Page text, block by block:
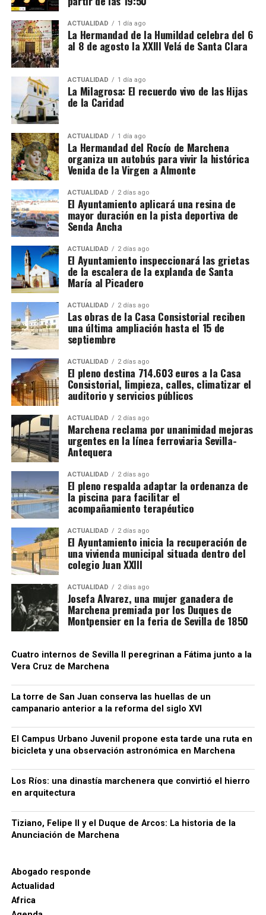
De Tiziano a Vasco Pereira
Vasco Pereira, un pintor portugués afincado en
Sevilla, fue testigo del impacto que Tiziano tenía en
la corte.Su Anunciación de 1576 es una copia
reinterpretada de la obra del maestro veneciano,y fue
encargada para la Iglesia de San Juan Bautista de
Marchena por los Duques de Arcos.
La clave está en Luis Cristóbal Ponce de León,
Duque de Arcos, quien mantenía una relación
privilegiada con los Habsburgo.
y Felipe IIle aseguró un lugar en el
la monarquía, y fue precisamente esta conexión la que
propició la llegada de la copia de Pereira al Palacio
Ducal de Marchena.
Luis Cristóbal Ponce de León, II Duque de Arcos, fue
un noble humanista y culto, prototipo del hombre
renacentista, que protegió y se rodeó de artistas
como el músico Cristóbal de Morales o el orfebre
Juan Ruiz.
Luis Cristóbal no solo era un noble con influencia
política, sino también un gran mecenas.Su
replicar en Marchena el esplendor artístico de
Madrid y Sevilla. En su afán por coleccionar arte de
copia de una obra inspirada en Tiziano era tener un
fragmento del mundo de Felipe II
horas adicionales deben pagarse con los siguientes
recargos:
De la hora 36 a la 43: un 25% más.
El contrato también debe incluir una compensación
por vacaciones de al menos el 10% del salario bruto.
Alojamiento, comida y
transporte
No todas las explotaciones ofrecen las mismas
condiciones. Algunas proporcionan alojamiento y
comida gratuitamente, otras solamente vivienda o
una comida diaria y también existen contratos sin
manutención ni alojamiento.
El trabajador debe comprobar antes de salir:
Salario bruto por hora.
Duración mínima del contrato.
Horario y pago de horas extraordinarias.
Condiciones del alojamiento.
Comidas incluidas.
Transporte hasta las parcelas.
Alta en la Seguridad Social agraria francesa.
Los sindicatos advierten de que nadie debe cobrar al
trabajador por conseguirle una oferta. Recomiendan
viajar con el contrato acordado directamente con la
explotación y desconfiar de anuncios difundidos por
redes sociales que soliciten pagos anticipados.
Por qué prefieren Francia
La principal razón es económica. Los jornaleros
pueden concentrar en pocas semanas unos ingresos
superiores a los obtenidos en campañas
equivalentes en Andalucía. También encuentran
mayor control de las jornadas, pago regulado de las
horas extras y cuadrillas que regresan a las mismas
CCOO sostiene que estos desplazamientos
demuestran que no faltan trabajadores para el
campo, sino empleos con condiciones
suficientemente atractivas. El sindicato reclama al
empresariado andaluz que tome como referencia el
modelo laboral francés.
ACTUALIDAD 1 día ago
La Hermandad de la Humildad celebra del 6
al 8 de agosto la XXIII Velá de Santa Clara
ACTUALIDAD 1 día ago
La Milagrosa: El recuerdo vivo de las Hijas
de la Caridad
ACTUALIDAD 1 día ago
La Hermandad del Rocío de Marchena
organiza un autobús para vivir la histórica
Venida de la Virgen a Almonte
ACTUALIDAD 2 días ago
El Ayuntamiento aplicará una resina de
mayor duración en la pista deportiva de
Senda Ancha
ACTUALIDAD 2 días ago
El Ayuntamiento inspeccionará las grietas
de la escalera de la explanda de Santa
María al Picadero
ACTUALIDAD 2 días ago
Las obras de la Casa Consistorial reciben
una última ampliación hasta el 15 de
septiembre
ACTUALIDAD 2 días ago
El pleno destina 714.603 euros a la Casa
Consistorial, limpieza, calles, climatizar el
auditorio y servicios públicos
ACTUALIDAD 2 días ago
Marchena reclama por unanimidad mejoras
urgentes en la línea ferroviaria Sevilla-
Antequera
ACTUALIDAD 2 días ago
El pleno respalda adaptar la ordenanza de
la piscina para facilitar el
acompañamiento terapéutico
ACTUALIDAD 2 días ago
El Ayuntamiento inicia la recuperación de
una vivienda municipal situada dentro del
colegio Juan XXIII
ACTUALIDAD 2 días ago
Josefa Alvarez, una mujer ganadera de
Marchena premiada por los Duques de
Montpensier en la feria de Sevilla de 1850
Cuatro internos de Sevilla II peregrinan a Fátima junto a la
Vera Cruz de Marchena
La torre de San Juan conserva las huellas de un
campanario anterior a la reforma del siglo XVI
El Campus Urbano Juvenil propone esta tarde una ruta en
bicicleta y una observación astronómica en Marchena
Los Ríos: una dinastía marchenera que convirtió el hierro
en arquitectura
Tiziano, Felipe II y el Duque de Arcos: La historia de la
Anunciación de Marchena
Abogado responde
Actualidad
Africa